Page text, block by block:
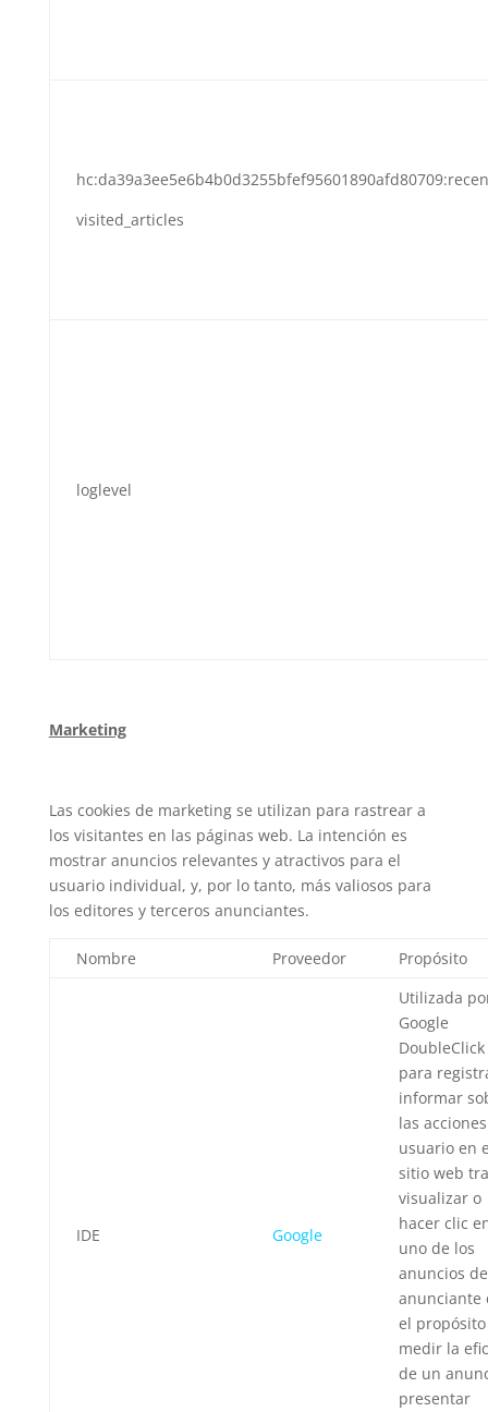
visited_articles
loglevel
Marketing
Las cookies de marketing se utilizan para rastrear a
los visitantes en las páginas web. La intención es
mostrar anuncios relevantes y atractivos para el
usuario individual, y, por lo tanto, más valiosos para
los editores y terceros anunciantes.
Nombre Proveedor Propósito
IDE Google
Utilizada
Google
DoubleClick
para
informar
las
usuario en
sitio web
visualizar o
hacer clic
uno de los
anuncios
anunciante
el
medir la
de un
presentar